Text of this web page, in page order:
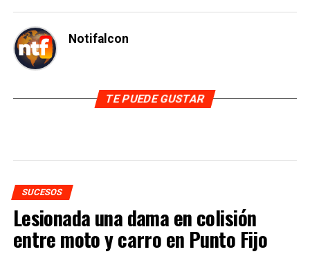
Notifalcon
TE PUEDE GUSTAR
SUCESOS
Lesionada una dama en colisión
entre moto y carro en Punto Fijo